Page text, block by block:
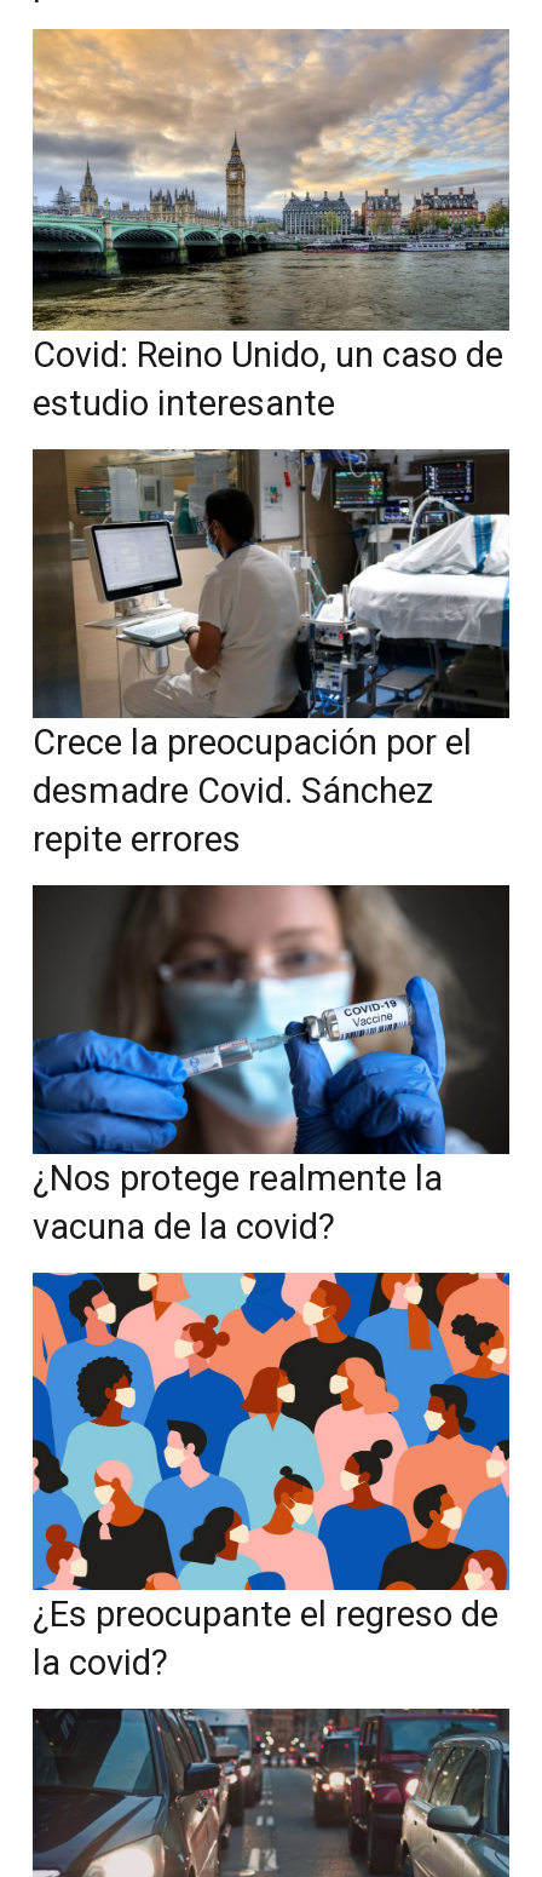
Covid: Reino Unido, un caso de
estudio interesante
Crece la preocupación por el
desmadre Covid. Sánchez
repite errores
¿Nos protege realmente la
vacuna de la covid?
¿Es preocupante el regreso de
la covid?